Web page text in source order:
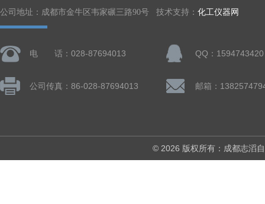
公司地址：成都市金牛区韦家碾三路90号 技术支持： 化工仪器网
电 话：028-87694013 QQ：1594743420
公司传真：86-028-87694013
© 2026 版权所有：成都志滔